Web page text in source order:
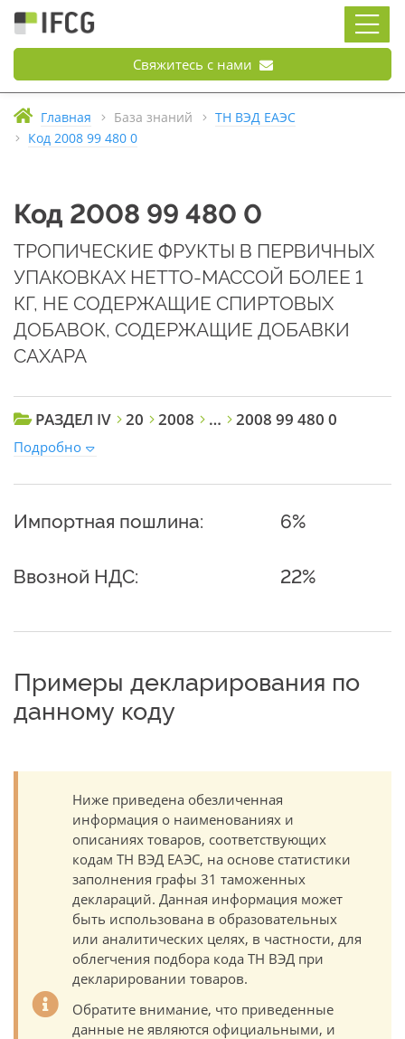
Свяжитесь с нами
Главная База знаний
ТН ВЭД ЕАЭС
Код 2008 99 480 0
Код 2008 99 480 0
ТРОПИЧЕСКИЕ ФРУКТЫ В ПЕРВИЧНЫХ
УПАКОВКАХ НЕТТО-МАССОЙ БОЛЕЕ 1
КГ, НЕ СОДЕРЖАЩИЕ СПИРТОВЫХ
ДОБАВОК, СОДЕРЖАЩИЕ ДОБАВКИ
САХАРА
РАЗДЕЛ IV 20 2008 … 2008 99 480 0
Подробно
Импортная пошлина: 6%
Ввозной НДС: 22%
Примеры декларирования по
данному коду
Ниже приведена обезличенная
информация о наименованиях и
описаниях товаров, соответствующих
кодам ТН ВЭД ЕАЭС, на основе статистики
заполнения графы 31 таможенных
деклараций. Данная информация может
быть использована в образовательных
или аналитических целях, в частности, для
облегчения подбора кода ТН ВЭД при
декларировании товаров.
Обратите внимание, что приведенные
данные не являются официальными, и